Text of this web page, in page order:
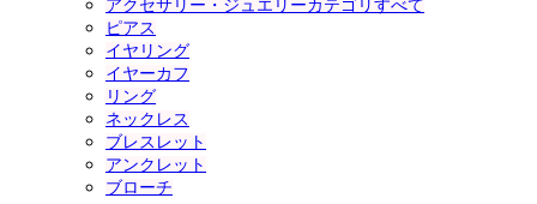
アクセサリー・ジュエリーカテゴリすべて
ピアス
イヤリング
イヤーカフ
リング
ネックレス
ブレスレット
アンクレット
ブローチ